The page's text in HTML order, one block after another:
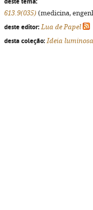
613.9(035) (medicina,
deste editor: Lua de Papel
desta coleção: Ideia luminosa